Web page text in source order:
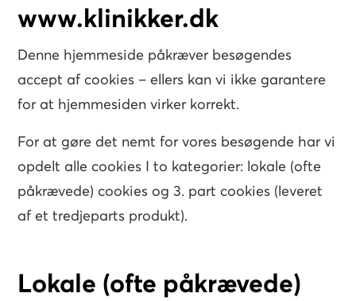
www.klinikker.dk
Denne hjemmeside påkræver besøgendes
accept af cookies – ellers kan vi ikke garantere
for at hjemmesiden virker korrekt.
For at gøre det nemt for vores besøgende har vi
opdelt alle cookies I to kategorier: lokale (ofte
påkrævede) cookies og 3. part cookies (leveret
af et tredjeparts produkt).
Lokale (ofte påkrævede)